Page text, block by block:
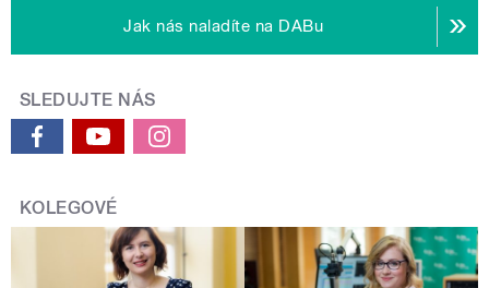
Jak nás naladíte na DABu
SLEDUJTE NÁS
KOLEGOVÉ